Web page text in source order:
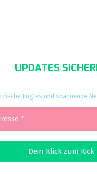
UPDATES
Frische Jingles und spannende